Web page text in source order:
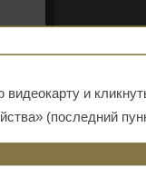
видеокарту и
(последний